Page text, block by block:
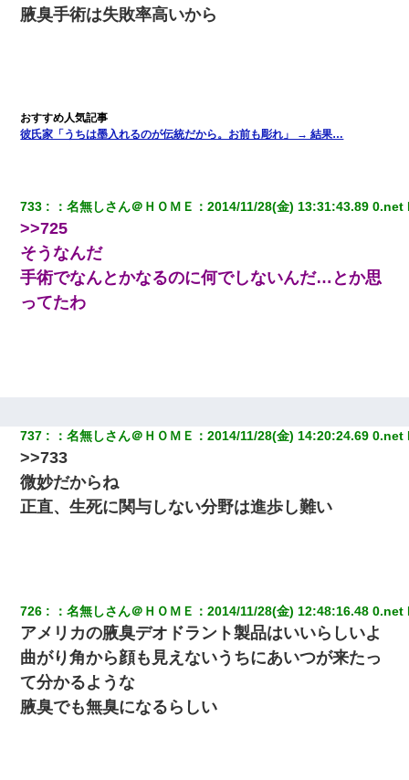
腋臭手術は失敗率高いから
彼氏家「うちは墨入れるのが伝統だから。お前も彫れ」 → 結果…
733 ：名無しさん＠ＨＯＭＥ ：2014/11/28(金) 13:31:43.89 0.net
>>725
そうなんだ
手術でなんとかなるのに何でしないんだ…とか思
ってたわ
737 ：名無しさん＠ＨＯＭＥ ：2014/11/28(金) 14:20:24.69 0.net
>>733
微妙だからね
正直、生死に関与しない分野は進歩し難い
726 ：名無しさん＠ＨＯＭＥ ：2014/11/28(金) 12:48:16.48 0.net
アメリカの腋臭デオドラント製品はいいらしいよ
曲がり角から顔も見えないうちにあいつが来たっ
て分かるような
腋臭でも無臭になるらしい